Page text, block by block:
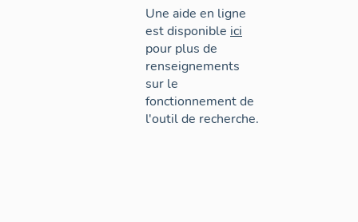
Une aide en ligne
est disponible ici
pour plus de
renseignements
sur le
fonctionnement de
l'outil de recherche.